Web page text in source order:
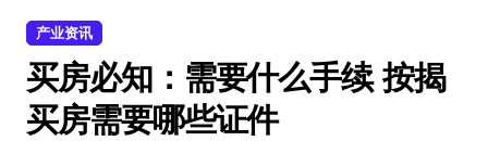
产业资讯
买房必知：需要什么手续 按揭
买房需要哪些证件